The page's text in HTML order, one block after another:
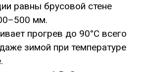
равны брусовой стене
мм.
прогрев до 90°C всего
зимой при температуре